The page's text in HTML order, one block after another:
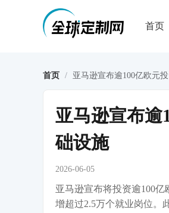
首页
首页 / 亚马逊宣布逾100亿欧元
亚马逊宣布逾
础设施
2026-06-05
亚马逊宣布将投资逾100
增超过2.5万个就业岗位。